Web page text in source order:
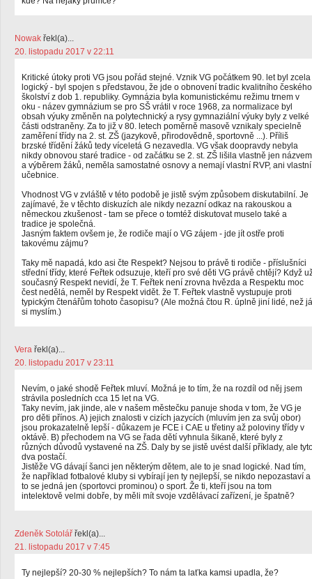
Nowak řekl(a)...
20. listopadu 2017 v 22:11
Kritické útoky proti VG jsou pořád stejné. Vznik VG počátkem 90. let byl zcela
logický - byl spojen s představou, že jde o obnovení tradic kvalitního českého
školství z dob 1. republiky. Gymnázia byla komunistickému režimu trnem v
oku - název gymnázium se pro SŠ vrátil v roce 1968, za normalizace byl
obsah výuky změněn na polytechnický a rysy gymnaziální výuky byly z velké
části odstraněny. Za to již v 80. letech poměrně masově vznikaly specielně
zaměření třídy na 2. st. ZŠ (jazykově, přirodovědně, sportovně ...). Příliš
brzské třídění žáků tedy víceletá G nezavedla. VG však doopravdy nebyla
nikdy obnovou staré tradice - od začátku se 2. st. ZŠ lišila vlastně jen názvem
a výběrem žáků, neměla samostatné osnovy a nemají vlastní RVP, ani vlastní
učebnice.
Vhodnost VG v zvláště v této podobě je jistě svým způsobem diskutabilní. Je
zajímavé, že v těchto diskuzích ale nikdy nezazní odkaz na rakouskou a
německou zkušenost - tam se přece o tomtéž diskutovat muselo také a
tradice je společná.
Jasným faktem ovšem je, že rodiče mají o VG zájem - jde jít ostře proti
takovému zájmu?
Taky mě napadá, kdo asi čte Respekt? Nejsou to právě ti rodiče - příslušníci
střední třídy, které Feřtek odsuzuje, kteří pro své děti VG právě chtějí? Když
současný Respekt nevidí, že T. Feřtek není zrovna hvězda a Respektu moc
čest nedělá, neměl by Respekt vidět. že T. Feřtek vlastně vystupuje proti
typickým čtenářům tohoto časopisu? (Ale možná čtou R. úplně jiní lidé, než já
si myslím.)
Vera řekl(a)...
20. listopadu 2017 v 23:11
Nevím, o jaké shodě Feřtek mluví. Možná je to tím, že na rozdíl od něj jsem
strávila posledních cca 15 let na VG.
Taky nevím, jak jinde, ale v našem městečku panuje shoda v tom, že VG je
pro děti přínos. A) jejich znalosti v cizích jazycích (mluvím jen za svůj obor)
jsou prokazatelně lepší - důkazem je FCE i CAE u třetiny až poloviny třídy v
oktávě. B) přechodem na VG se řada dětí vyhnula šikaně, které byly z
různých důvodů vystavené na ZŠ. Daly by se jistě uvést další příklady, ale
dva postačí.
Jistěže VG dávají šanci jen některým dětem, ale to je snad logické. Nad tím,
že například fotbalové kluby si vybírají jen ty nejlepší, se nikdo nepozastaví a
to se jedná jen (sportovci prominou) o sport. Že ti, kteří jsou na tom
intelektově velmi dobře, by měli mít svoje vzdělávací zařízení, je špatně?
Zdeněk Sotolář řekl(a)...
21. listopadu 2017 v 7:45
Ty nejlepší? 20-30 % nejlepších? To nám ta laťka kamsi upadla, že?